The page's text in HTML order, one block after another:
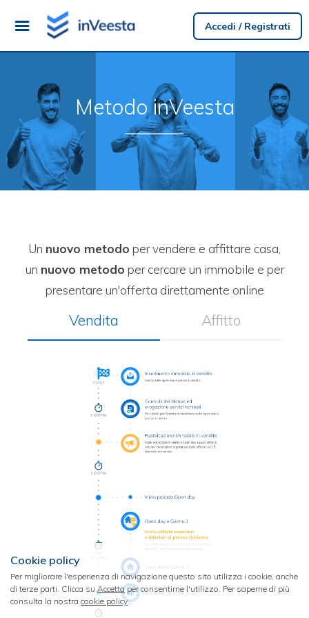
Cookie policy
Per migliorare l'esperienza di navigazione questo sito utilizza i cookie, anche
di terze parti. Clicca suAccettaper consentirne l'utilizzo. Per saperne di più
consulta la nostra cookie policy.
Accedi / Registrati
Metodo inVeesta
Un nuovo metodo per vendere e affittare casa,
un nuovo metodo per cercare un immobile e per
presentare un'offerta direttamente online
Vendita Affitto